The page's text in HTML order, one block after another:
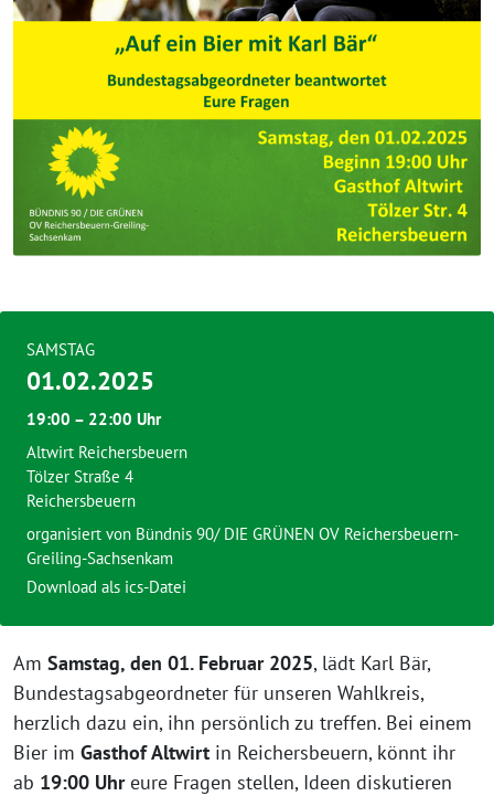
Am Samstag, den 01. Februar 2025, lädt Karl Bär,
Bundestagsabgeordneter für unseren Wahlkreis,
herzlich dazu ein, ihn persönlich zu treffen. Bei einem
Bier im Gasthof Altwirt in Reichersbeuern, könnt ihr
ab 19:00 Uhreure Fragen stellen, Ideen diskutieren
SAMSTAG
01.02.2025
19:00 – 22:00 Uhr
Altwirt Reichersbeuern
Tölzer Straße 4
Reichersbeuern
organisiert von Bündnis 90/ DIE GRÜNEN OV Reichersbeuern-
Greiling-Sachsenkam
Download als ics-Datei